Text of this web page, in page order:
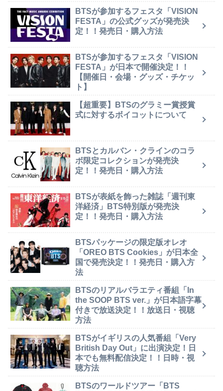
BTSが参加するフェスタ「VISION
FESTA」の公式グッズが発売決
定！！発売日・購入方法
BTSが参加するフェスタ「VISION
FESTA」が日本で開催決定！！
【開催日・会場・グッズ・チケッ
ト】
【超重要】BTSのグラミー賞授賞
式に対するボイコットについて
BTSとカルバン・クラインのコラ
ボ限定コレクションが発売決
定！！発売日・購入方法
BTSが表紙を飾った雑誌「週刊東
洋経済」BTS特別版が発売決
定！！発売日・購入方法
BTSパッケージの限定版オレオ
「OREO BTS Cookies」が日本全
国で発売決定！！発売日・購入方
法
BTSのリアルバラエティ番組「In
the SOOP BTS ver.」が日本語字幕
付きで放送決定！！放送日・視聴
方法
BTSがイギリスの人気番組「Very
British Day Out」に出演決定！日
本でも無料配信決定！！日時・視
聴方法
BTSのワールドツアー「BTS